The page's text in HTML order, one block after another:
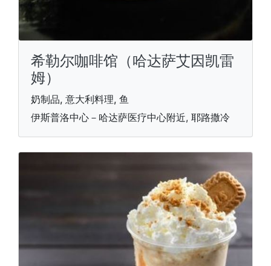
希勒尔咖啡馆（哈达萨艾因凯雷
姆）
奶制品, 意大利料理, 鱼
伊斯普洛中心－哈达萨医疗中心附近, 耶路撒冷